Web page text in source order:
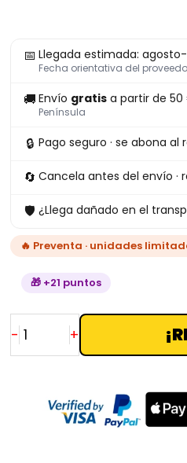
📅 Llegada estimada:
Fecha orientativa del
🚚 Envío gratis a partir de 50
Península
🔒 Pago seguro · se abona al
🔄 Cancela antes del envío ·
🛡 ¿Llega dañado en el
🔥 Preventa · unidades
🎁 +21 puntos
-
Pop
2333
One
Piece
+